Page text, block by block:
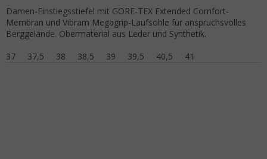
Damen-Einstiegsstiefel mit GORE-TEX Extended Comfort-
Membran und Vibram Megagrip-Laufsohle für anspruchsvolles
Berggelände. Obermaterial aus Leder und Synthetik.
37
37,5 38 38,5 39 39,5 40,5 41